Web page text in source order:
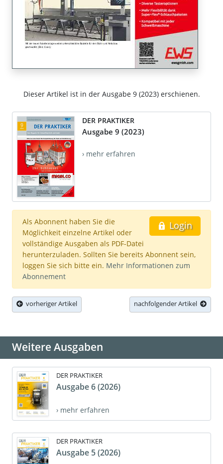
Dieser Artikel ist in der Ausgabe 9 (2023) erschienen.
DER PRAKTIKER
Ausgabe 9 (2023)
› mehr erfahren
Login
Als Abonnent haben Sie die
Möglichkeit einzelne Artikel oder
vollständige Ausgaben als PDF-Datei
herunterzuladen. Sollten Sie bereits Abonnent sein,
loggen Sie sich bitte ein. Mehr Informationen zum
Abonnement
vorheriger Artikel nachfolgender Artikel
Weitere Ausgaben
DER PRAKTIKER
Ausgabe 6 (2026)
› mehr erfahren
DER PRAKTIKER
Ausgabe 5 (2026)